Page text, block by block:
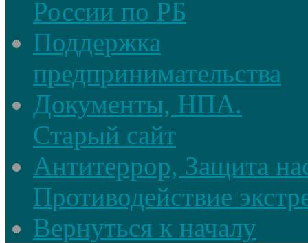
России по РБ
Поддержка
предпринимательства
Документы, НПА.
Старый сайт
Антитеррор, Защита
Противодействие
Вернуться к началу